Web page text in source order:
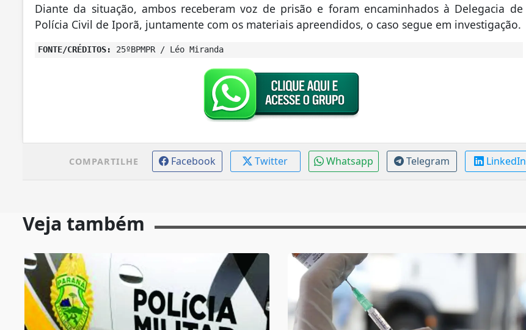
Diante da situação, ambos receberam voz de prisão e foram encaminhados à Delegacia de
Polícia Civil de Iporã, juntamente com os materiais apreendidos, o caso segue em investigação.
FONTE/CRÉDITOS: 25ºBPMPR / Léo Miranda
COMPARTILHE Facebook Twitter Whatsapp Telegram LinkedIn
Veja também